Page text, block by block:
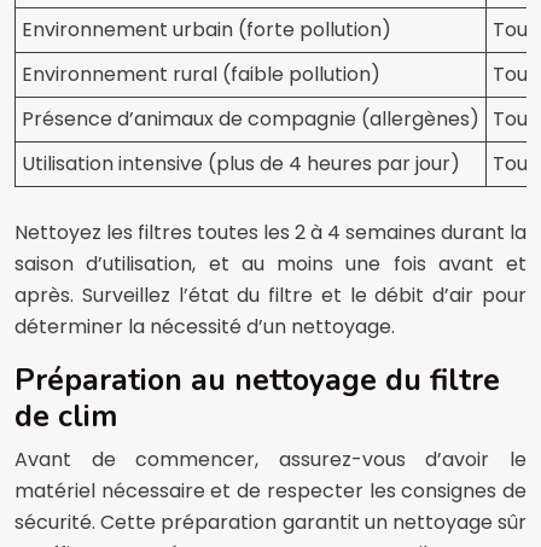
Environnement urbain (forte pollution)
Environnement rural (faible pollution)
Présence d’animaux de compagnie (allergènes)
Utilisation intensive (plus de 4 heures par jour)
Nettoyez les filtres toutes les 2 à 4 semaines durant la
saison d’utilisation, et au moins une fois avant et
après. Surveillez l’état du filtre et le débit d’air pour
déterminer la nécessité d’un nettoyage.
Préparation au nettoyage du filtre
de clim
Avant de commencer, assurez-vous d’avoir le
matériel nécessaire et de respecter les consignes de
sécurité. Cette préparation garantit un nettoyage sûr